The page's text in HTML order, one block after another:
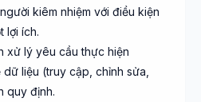
kiêm nhiệm với điều kiện
lợi ích.
xử lý yêu cầu thực hiện
liệu (truy cập, chỉnh sửa,
quy định.